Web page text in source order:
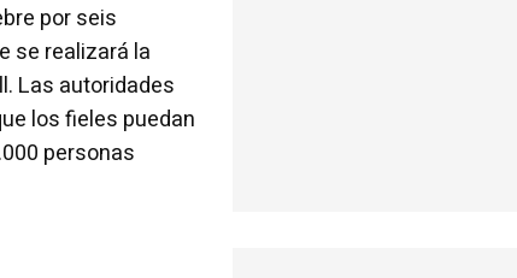
por seis
se realizará la
Las autoridades
los fieles puedan
personas